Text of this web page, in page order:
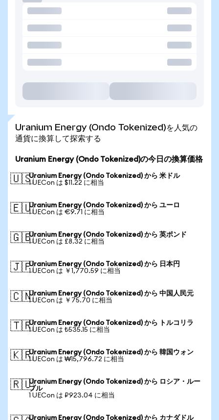
Uranium Energy (Ondo Tokenized)を人気の
通貨に換算して探索する
Uranium Energy (Ondo Tokenized)の今日の換算価格
🇺🇸Uranium Energy (Ondo Tokenized) から 米ドル
1 UECon は $11.22 に相当
🇪🇺Uranium Energy (Ondo Tokenized) から ユーロ
1 UECon は €9.71 に相当
🇬🇧Uranium Energy (Ondo Tokenized) から 英ポンド
1 UECon は £8.32 に相当
🇯🇵Uranium Energy (Ondo Tokenized) から 日本円
1 UECon は ￥1,770.59 に相当
🇨🇳Uranium Energy (Ondo Tokenized) から 中国人民元
1 UECon は ￥75.70 に相当
🇹🇷Uranium Energy (Ondo Tokenized) から トルコリラ
1 UECon は ₺535.15 に相当
🇰🇷Uranium Energy (Ondo Tokenized) から 韓国ウォン
1 UECon は ₩15,796.72 に相当
🇷🇺Uranium Energy (Ondo Tokenized) から ロシア・ルー
ブル
1 UECon は ₽923.04 に相当
Uranium Energy (Ondo Tokenized) から カナダドル